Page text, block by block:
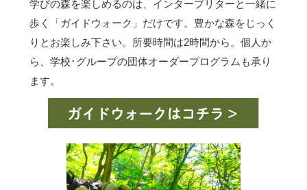
学びの森を楽しめるのは、インタープリターと一緒に
歩く「ガイドウォーク」だけです。豊かな森をじっく
りとお楽しみ下さい。所要時間は2時間から。個人か
ら、学校･グループの団体オーダープログラムも承り
ます。